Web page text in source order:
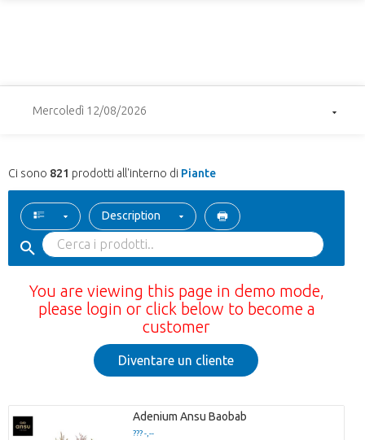
Mercoledì 12/08/2026
Ci sono 821 prodotti all'interno di Piante
Description
You are viewing this page in demo mode,
please login or click below to become a
customer
Diventare un cliente
Adenium Ansu Baobab
??? -,--